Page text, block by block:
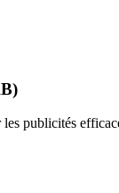
publicités